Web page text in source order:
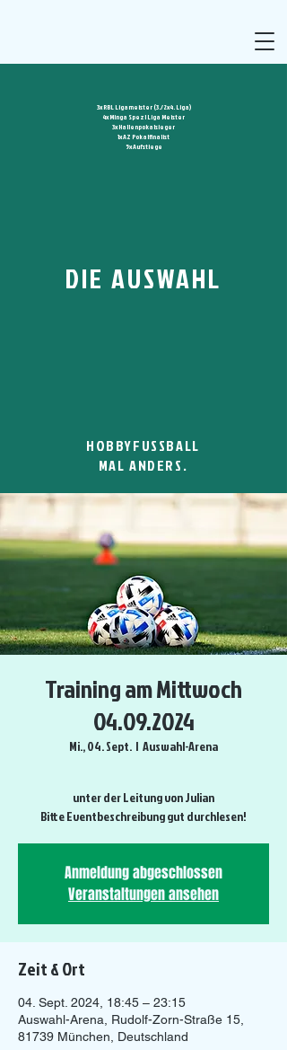
3x RBL Ligameister (3./2x4. Liga)
4x Minga Spezl Liga Meister
3x Hallenpokalsieger
1x AZ Pokalfinalist
5x Aufstiege
DIE AUSWAHL
HOBBYFUSSBALL
MAL ANDERS.
Training am Mittwoch
04.09.2024
Mi., 04. Sept.
  |
Auswahl-Arena
unter der Leitung von Julian
Bitte Eventbeschreibung gut durchlesen!
Anmeldung abgeschlossen
Veranstaltungen ansehen
Zeit & Ort
04. Sept. 2024, 18:45 – 23:15
Auswahl-Arena, Rudolf-Zorn-Straße 15,
81739 München, Deutschland